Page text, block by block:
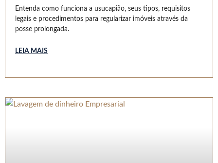
Entenda como funciona a usucapião, seus tipos, requisitos
legais e procedimentos para regularizar imóveis através da
posse prolongada.
LEIA MAIS